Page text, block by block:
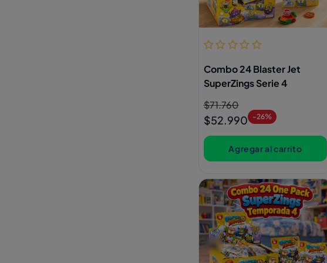
Combo 24 Blaster Jet
SuperZings Serie 4
Precio
habitual
$71.760
Precio
de
oferta
$52.990 -26%
Agregar al carrito